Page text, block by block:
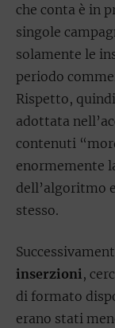
che conta è in
singole
solamente le
periodo
Rispetto,
adottata
contenuti
enormemente
dell’algoritmo
stesso.
inserzioni,
di formato
erano stati